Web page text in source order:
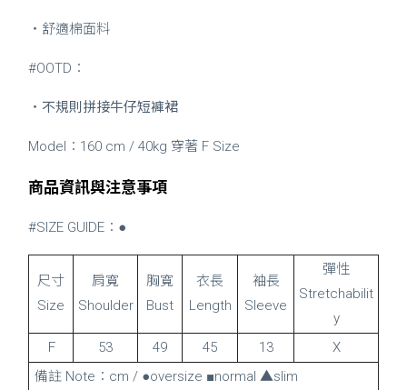
・舒適棉面料
#OOTD：
・ 不規則拼接牛仔短褲裙
Model：160 cm / 40kg 穿著 F Size
商品資訊與注意事項
#SIZE GUIDE：●
尺寸
Size
肩寬
Shoulder
胸寬
Bust
衣長
Length
袖長
Sleeve
彈性
Stretchabilit
y
Ｆ
53 49 45 13
X
備註 Note：cm / ●oversize ■normal ▲slim